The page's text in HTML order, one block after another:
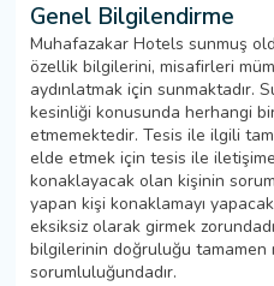
Genel Bilgilendirme
Muhafazakar Hotels sunmuş
özellik bilgilerini, misafirleri
aydınlatmak için sunmaktadır.
kesinliği konusunda herhangi
etmemektedir. Tesis ile ilgili
elde etmek için tesis ile
konaklayacak olan kişinin
yapan kişi konaklamayı
eksiksiz olarak girmek
bilgilerinin doğruluğu tamamen
sorumluluğundadır.